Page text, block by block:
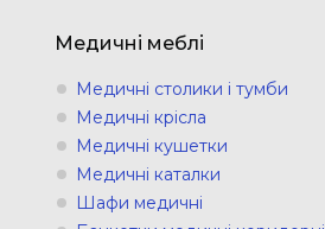
Медичні меблі
Медичні столики і тумби
Медичні крісла
Медичні кушетки
Медичні каталки
Шафи медичні